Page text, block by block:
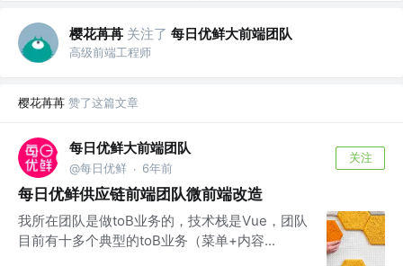
樱花苒苒 关注了 每日优鲜大前端团队
高级前端工程师
樱花苒苒 赞了这篇文章
每日优鲜大前端团队
@每日优鲜 · 6年前
关注
每日优鲜供应链前端团队微前端改造
我所在团队是做toB业务的，技术栈是Vue，团队
目前有十多个典型的toB业务（菜单+内容...